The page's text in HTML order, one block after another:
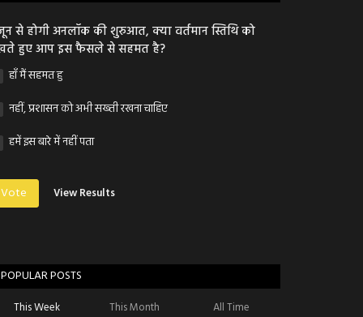
से होगी अनलॉक की शुरुआत, क्या वर्तमान स्तिथि को
हुए आप इस फैसले से सहमत है?
हाँ मैं सहमत हु
नहीं, प्रशासन को अभी सख्ती रखना चाहिए
हमें इस बारे में नहीं पता
Vote View Results
POPULAR POSTS
This Week This Month All Time